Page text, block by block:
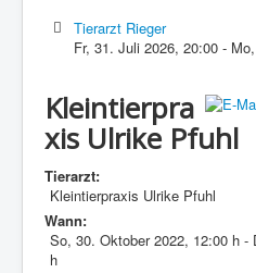
Tierarzt Rieger
Fr, 31. Juli 2026,20:00 -
Kleintierpra
xis Ulrike Pfuhl
Tierarzt:
Kleintierpraxis Ulrike Pfuhl
Wann:
So, 30. Oktober 2022, 12:00 h -
h